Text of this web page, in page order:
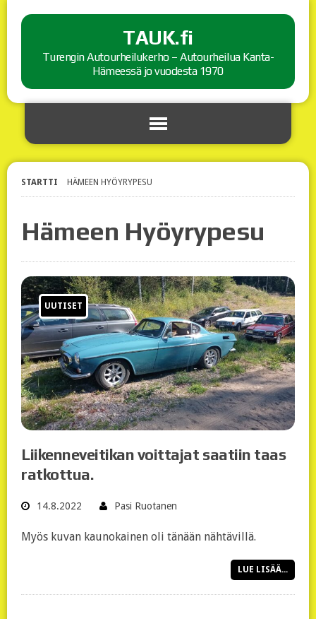
TAUK.fi
Turengin Autourheilukerho – Autourheilua Kanta-
Hämeessä jo vuodesta 1970
STARTTI HÄMEEN HYÖYRYPESU
Hämeen Hyöyrypesu
UUTISET
Liikenneveitikan voittajat saatiin taas
ratkottua.
14.8.2022 Pasi Ruotanen
Myös kuvan kaunokainen oli tänään nähtävillä.
LUE LISÄÄ...